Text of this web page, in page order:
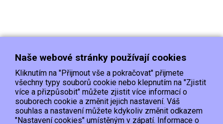
Doprava Platba
Kontakt/Reklamace
Obchodní podmínky
Ochrana os.údajů
Naše webové stránky používají cookies
Kliknutím na "Přijmout vše a pokračovat" přijmete
všechny typy souborů cookie nebo klepnutím na "Zjistit
více a přizpůsobit" můžete zjistit více informací o
souborech cookie a změnit jejich nastavení. Váš
souhlas a nastavení můžete kdykoliv změnit odkazem
"Nastavení cookies" umístěným v zápatí. Informace o